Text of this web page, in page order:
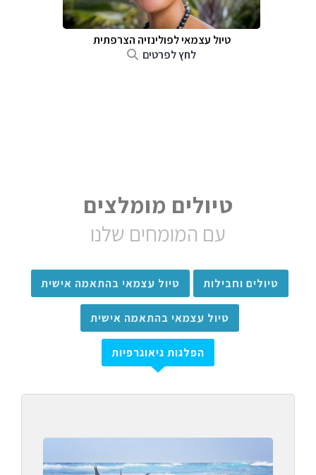
טיול עצמאי לפולינזיה הצרפתית
לחץ לפרטים
טיולים מומלצים
עם המומחים שלנו
טיולים וחבילות טיול עצמאי בהתאמה אישית
טיול עצמאי בהתאמה אישית
הפלגות גיאוגרפיות